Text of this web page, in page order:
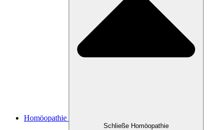
Homöopathie
Schließe Homöopathie